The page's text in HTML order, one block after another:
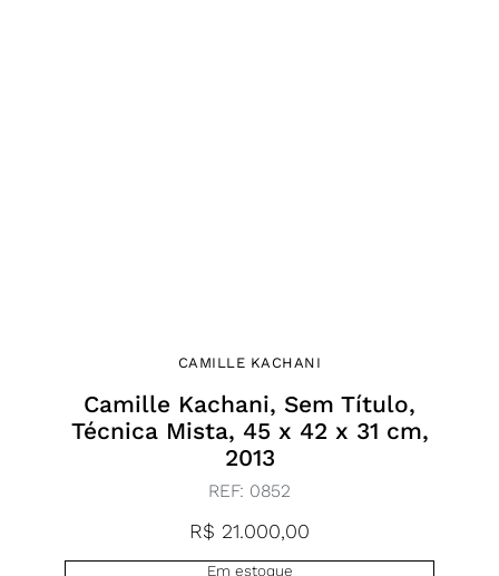
CAMILLE KACHANI
Camille Kachani, Sem Título,
Técnica Mista, 45 x 42 x 31 cm,
2013
REF: 0852
R$ 21.000,00
Em estoque